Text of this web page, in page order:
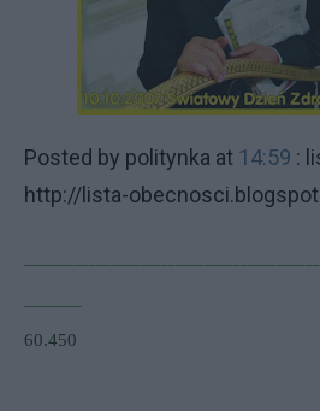
Posted by politynka at 14:59 :
http://lista-
60.450